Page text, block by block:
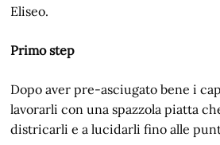
Eliseo.
Primo step
Dopo aver pre-asciugato bene i
lavorarli con una spazzola piatta
districarli e a lucidarli fino alle